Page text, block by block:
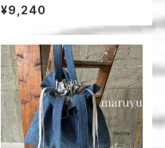
ントート
¥9,240